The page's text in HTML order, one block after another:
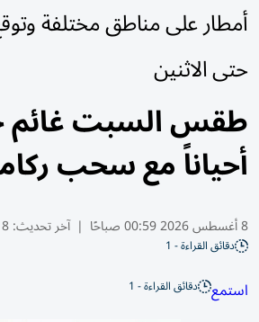
أمطار على مناطق مختلفة
حتى الاثنين
طقس السبت غائم
أحياناً مع سحب
8 أغسطس 2026 00:59 صباحًا | آخر تحديث:8 أغسطس 01:01 2026
دقائق القراءة - 1
استمع دقائق القراءة - 1